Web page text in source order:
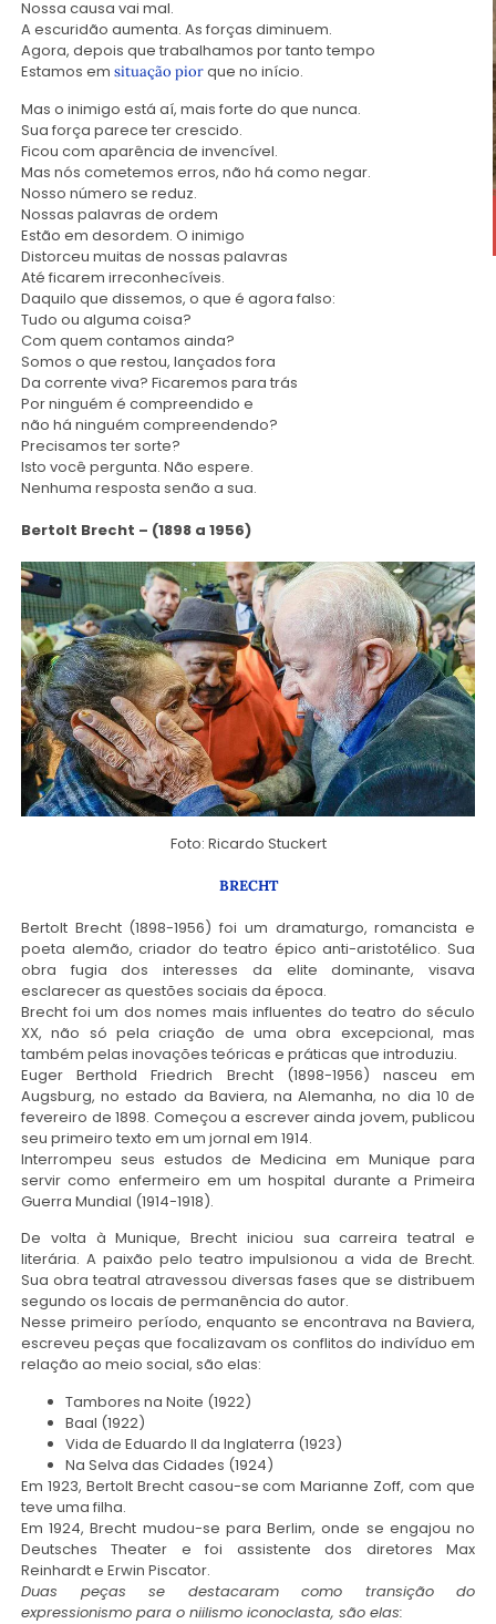
Nossa causa vai mal.
A escuridão aumenta. As forças diminuem.
Agora, depois que trabalhamos por tanto tempo
Estamos em situação piorque no início.
Mas o inimigo está aí, mais forte do que nunca.
Sua força parece ter crescido.
Ficou com aparência de invencível.
Mas nós cometemos erros, não há como negar.
Nosso número se reduz.
Nossas palavras de ordem
Estão em desordem. O inimigo
Distorceu muitas de nossas palavras
Até ficarem irreconhecíveis.
Daquilo que dissemos, o que é agora falso:
Tudo ou alguma coisa?
Com quem contamos ainda?
Somos o que restou, lançados fora
Da corrente viva? Ficaremos para trás
Por ninguém é compreendido e
não há ninguém compreendendo?
Precisamos ter sorte?
Isto você pergunta. Não espere.
Nenhuma resposta senão a sua.
Bertolt Brecht – (1898 a 1956)
Foto: Ricardo Stuckert
BRECHT
Bertolt Brecht (1898-1956) foi um dramaturgo, romancista e
poeta alemão,criador do teatro épico anti-aristotélico. Sua
obra fugia dos interesses da elite dominante, visava
esclarecer as questões sociais da época.
Brecht foi um dos nomes mais influentes do teatro do século
XX, não só pela criação de uma obra excepcional, mas
também pelas inovações teóricas e práticas que introduziu.
Euger Berthold Friedrich Brecht (1898-1956) nasceu em
Augsburg, no estado da Baviera, na Alemanha, no dia 10 de
fevereiro de 1898. Começou a escrever ainda jovem, publicou
seu primeiro texto em um jornal em 1914.
Interrompeu seus estudos de Medicina em Munique para
servir como enfermeiro em um hospital durante a Primeira
Guerra Mundial (1914-1918).
De volta à Munique, Brecht iniciou sua carreira teatral e
literária. A paixão pelo teatro impulsionou a vida de Brecht.
Sua obra teatral atravessou diversas fases que se distribuem
segundo os locais de permanência do autor.
Nesse primeiro período, enquanto se encontrava na Baviera,
escreveu peças que focalizavam os conflitos do indivíduo em
relação ao meio social, são elas:
Tambores na Noite (1922)
Baal (1922)
Vida de Eduardo II da Inglaterra (1923)
Na Selva das Cidades (1924)
Em 1923, Bertolt Brecht casou-se com Marianne Zoff, com que
teve uma filha.
Em 1924, Brecht mudou-se para Berlim, onde se engajou no
Deutsches Theater e foi assistente dos diretores Max
Reinhardt e Erwin Piscator.
Duas peças se destacaram como transição do
expressionismo para o niilismo iconoclasta, são elas: